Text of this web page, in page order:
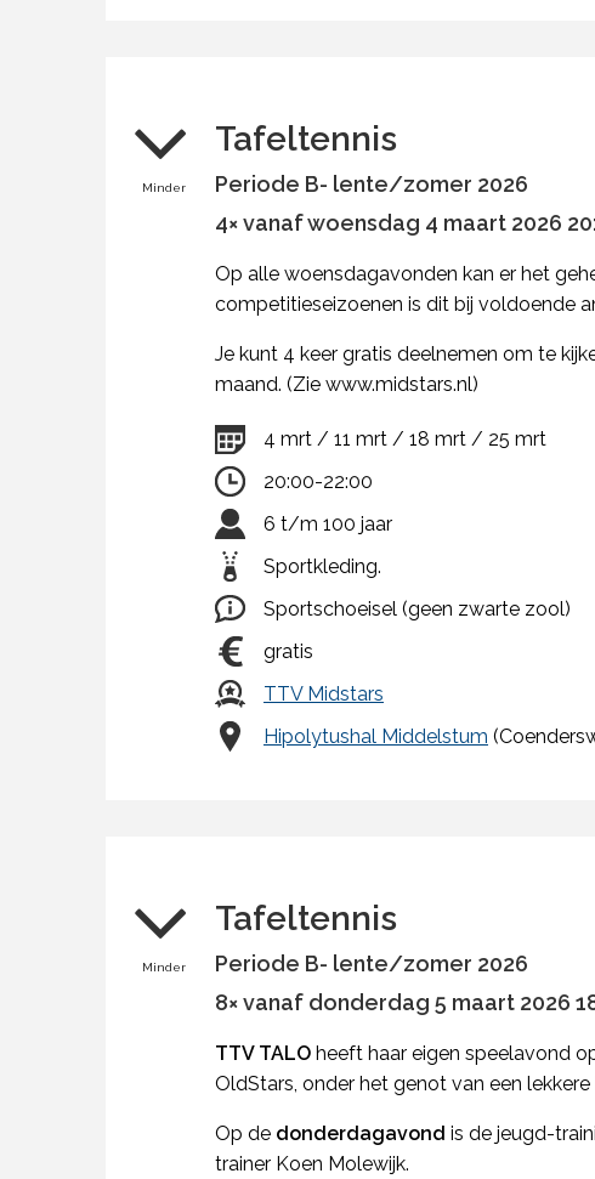
Minder
Tafeltennis
Periode B- lente/zomer 2026
4× vanaf woensdag 4 maart 2026
Op alle woensdagavonden kan er het
competitieseizoenen is dit bij voldoende
Je kunt 4 keer gratis deelnemen om te
maand. (Zie www.midstars.nl)
4 mrt / 11 mrt / 18 mrt / 25 mrt
20:00-22:00
6 t/m 100 jaar
Sportkleding.
Sportschoeisel (geen zwarte zool)
gratis
TTV Midstars
Hipolytushal Middelstum
Minder
Tafeltennis
Periode B- lente/zomer 2026
8× vanaf donderdag 5 maart 2026
TTV TALO heeft haar eigen speelavond
OldStars, onder het genot van een
Op de donderdagavond is de jeugd-
trainer Koen Molewijk.